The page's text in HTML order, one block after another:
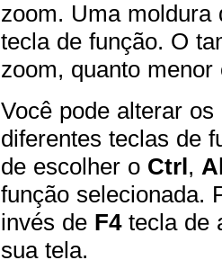
zoom. Uma moldura
tecla de função. O
zoom, quanto
Você pode alterar
diferentes teclas de
de escolher o Ctrl ,
função selecionada.
invés de F4tecla de
sua tela.